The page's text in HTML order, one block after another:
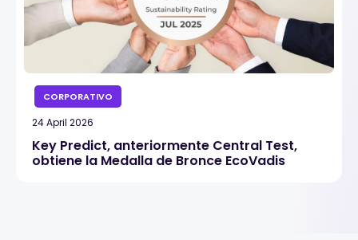
CORPORATIVO
24 April 2026
Key Predict, anteriormente Central Test,
obtiene la Medalla de Bronce EcoVadis